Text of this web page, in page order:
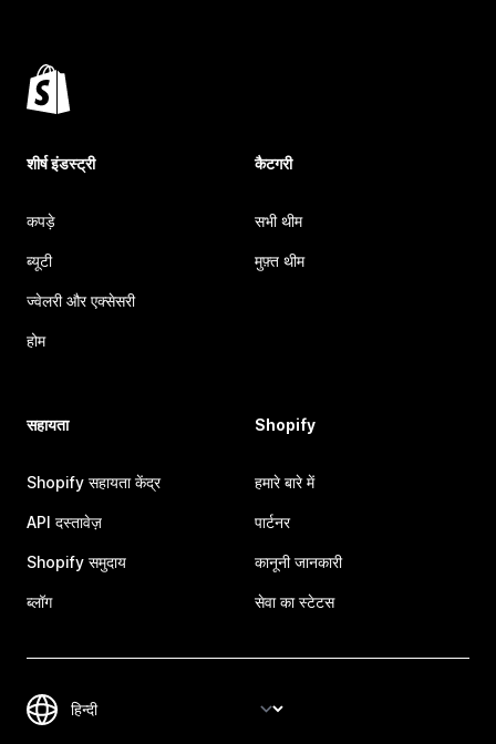
शीर्ष इंडस्ट्री
कपड़े
ब्यूटी
ज्वेलरी और एक्सेसरी
होम
कैटगरी
सभी थीम
मुफ़्त थीम
सहायता
Shopify सहायता केंद्र
API दस्तावेज़
Shopify समुदाय
ब्लॉग
Shopify
हमारे बारे में
पार्टनर
कानूनी जानकारी
सेवा का स्टेटस